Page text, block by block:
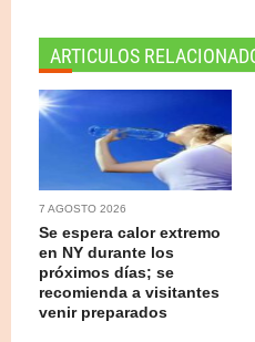
ARTICULOS
7 AGOSTO 2026
Se espera calor extremo
en NY durante los
próximos días; se
recomienda a visitantes
venir preparados